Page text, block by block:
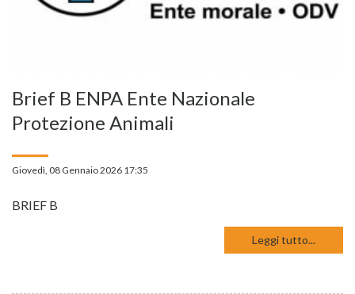
Brief B ENPA Ente Nazionale
Protezione Animali
Giovedì, 08 Gennaio 2026 17:35
BRIEF B
Leggi tutto...